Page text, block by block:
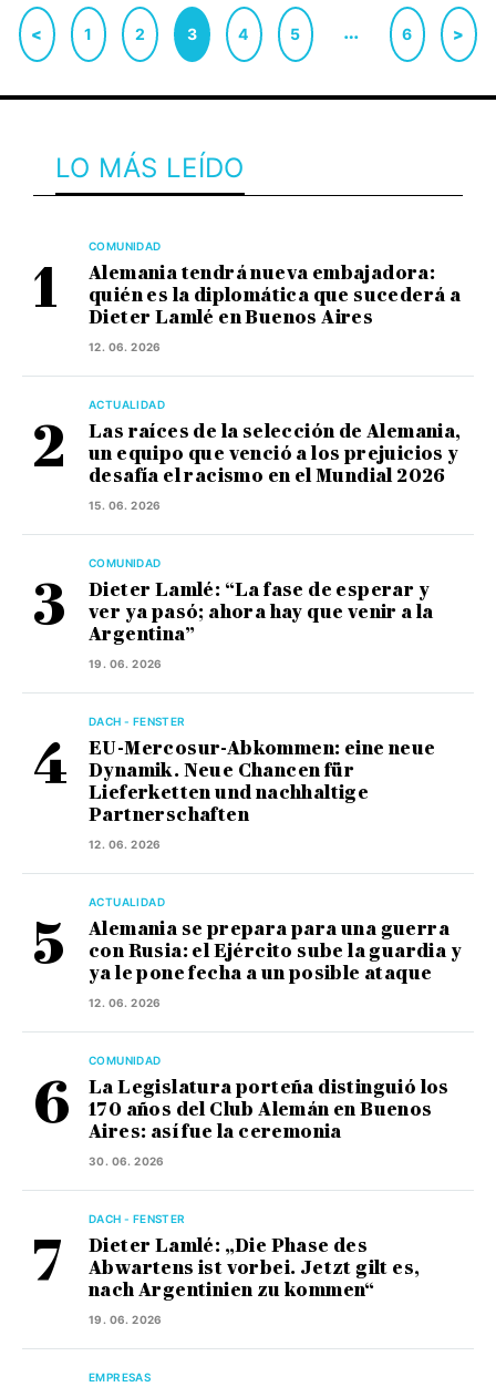
< 1 2 3 4 5 … 6 >
LO MÁS LEÍDO
COMUNIDAD
Alemania tendrá nueva embajadora:
quién es la diplomática que sucederá a
Dieter Lamlé en Buenos Aires
12. 06. 2026
ACTUALIDAD
Las raíces de la selección de Alemania,
un equipo que venció a los prejuicios y
desafía el racismo en el Mundial 2026
15. 06. 2026
COMUNIDAD
Dieter Lamlé: “La fase de esperar y
ver ya pasó; ahora hay que venir a la
Argentina”
19. 06. 2026
DACH - FENSTER
EU-Mercosur-Abkommen: eine neue
Dynamik. Neue Chancen für
Lieferketten und nachhaltige
Partnerschaften
12. 06. 2026
ACTUALIDAD
Alemania se prepara para una guerra
con Rusia: el Ejército sube la guardia y
ya le pone fecha a un posible ataque
12. 06. 2026
COMUNIDAD
La Legislatura porteña distinguió los
170 años del Club Alemán en Buenos
Aires: así fue la ceremonia
30. 06. 2026
DACH - FENSTER
Dieter Lamlé: „Die Phase des
Abwartens ist vorbei. Jetzt gilt es,
nach Argentinien zu kommen“
19. 06. 2026
EMPRESAS